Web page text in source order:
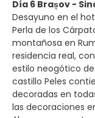
Día 6 Brașov -
Desayuno en el
Perla de los
montañosa en
residencia real,
estilo neogótico de
castillo Peles
decoradas en
las decoraciones